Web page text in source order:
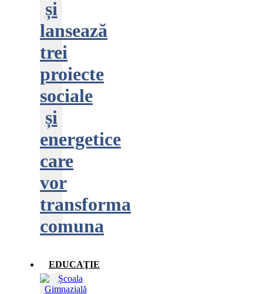
și
lansează
trei
proiecte
sociale
și
energetice
care
vor
transforma
comuna
EDUCAŢIE